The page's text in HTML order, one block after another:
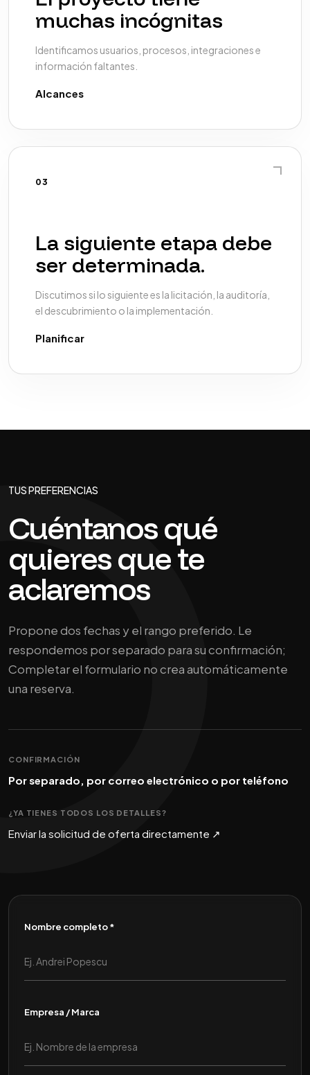
muchas incógnitas
Identificamos usuarios, procesos, integraciones e
información faltantes.
Alcances
03
La siguiente etapa debe
ser determinada.
Discutimos si lo siguiente es la licitación, la auditoría,
el descubrimiento o la implementación.
Planificar
TUS PREFERENCIAS
Cuéntanos qué
quieres que te
aclaremos
Propone dos fechas y el rango preferido. Le
respondemos por separado para su confirmación;
Completar el formulario no crea automáticamente
una reserva.
CONFIRMACIÓN
Por separado, por correo electrónico o por teléfono
¿YA TIENES TODOS LOS DETALLES?
Enviar la solicitud de oferta directamente ↗
Nombre completo *
Empresa / Marca